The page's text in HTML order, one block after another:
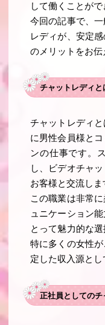
して働くことがで
今回の記事で、
レディが、安定
のメリットをお伝
チャットレディと
チャットレディ
に男性会員様と
ンの仕事です。
し、ビデオチャ
お客様と交流しま
この職業は非常
ュニケーション
とって魅力的な
特に多くの女性
定した収入源とし
正社員としてのチ